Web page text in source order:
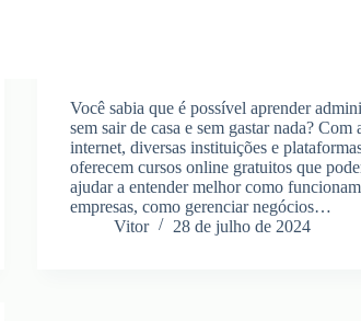
Você sabia que é possível aprender
sem sair de casa e sem gastar nada? Com
internet, diversas instituições e
oferecem cursos online gratuitos que
ajudar a entender melhor como
empresas, como gerenciar negócios…
Vitor
28 de julho de 2024